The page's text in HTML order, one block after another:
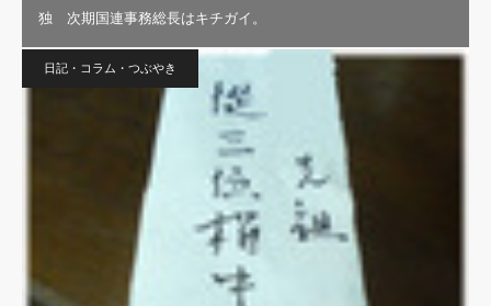
独 次期国連事務総長はキチガイ。
日記・コラム・つぶやき